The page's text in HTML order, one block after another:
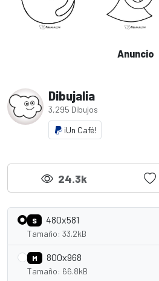
Anuncio
Dibujalia
3,295 Dibujos
¡Un Café!
24.3k
S 480x581
Tamaño: 33.2kB
M 800x968
Tamaño: 66.8kB